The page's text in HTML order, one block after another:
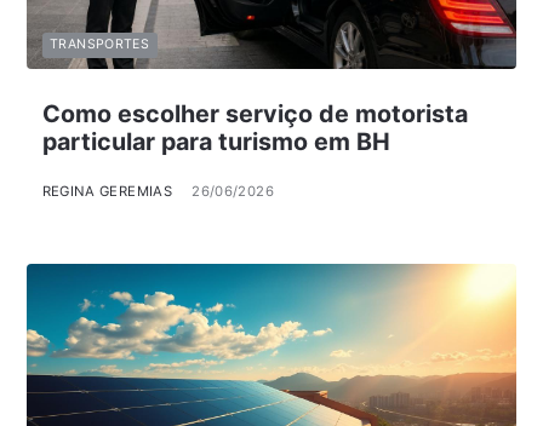
Como escolher serviço de motorista
particular para turismo em BH
REGINA GEREMIAS 26/06/2026
TRANSPORTES